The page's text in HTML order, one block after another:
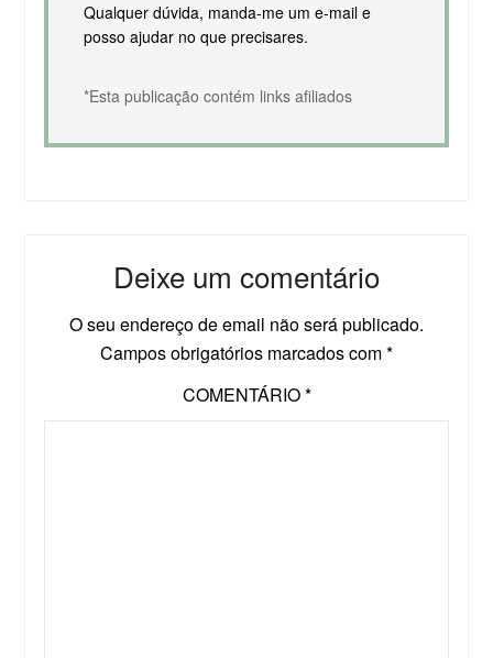
Qualquer dúvida, manda-me um e-mail e
posso ajudar no que precisares.
*Esta publicação contém links afiliados
Deixe um comentário
O seu endereço de email não será publicado.
Campos obrigatórios marcados com*
COMENTÁRIO*